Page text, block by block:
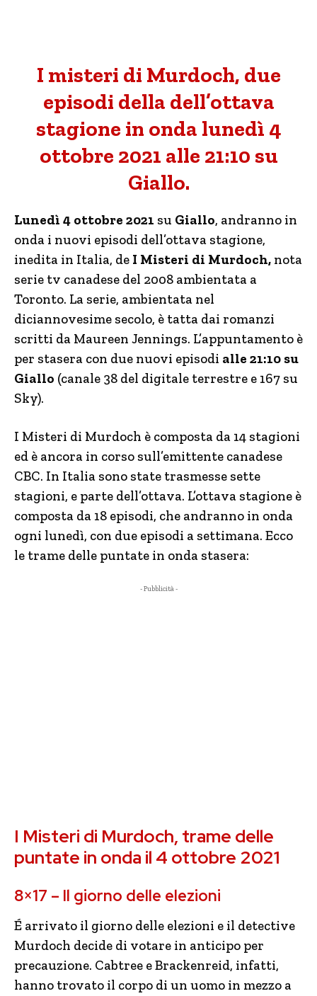
I misteri di Murdoch, due
episodi della dell’ottava
stagione in onda lunedì 4
ottobre 2021 alle 21:10 su
Giallo.
Lunedì 4 ottobre 2021 su Giallo, andranno in
onda i nuovi episodi dell’ottava stagione,
inedita in Italia, de I Misteri di Murdoch, nota
serie tv canadese del 2008 ambientata a
Toronto. La serie, ambientata nel
diciannovesime secolo, è tatta dai romanzi
scritti da Maureen Jennings. L’appuntamento è
per stasera con due nuovi episodi alle 21:10 su
Giallo (canale 38 del digitale terrestre e 167 su
Sky).
I Misteri di Murdoch è composta da 14 stagioni
ed è ancora in corso sull’emittente canadese
CBC. In Italia sono state trasmesse sette
stagioni, e parte dell’ottava. L’ottava stagione è
composta da 18 episodi, che andranno in onda
ogni lunedì, con due episodi a settimana. Ecco
le trame delle puntate in onda stasera:
- Pubblicità -
I Misteri di Murdoch, trame delle
puntate in onda il 4 ottobre 2021
8×17 – Il giorno delle elezioni
É arrivato il giorno delle elezioni e il detective
Murdoch decide di votare in anticipo per
precauzione. Cabtree e Brackenreid, infatti,
hanno trovato il corpo di un uomo in mezzo a